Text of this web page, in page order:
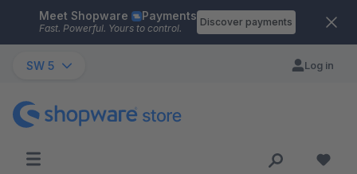
Skip to main content
Meet Shopware Payments
Fast. Powerful. Yours to control.
Discover payments
SW 5 Log in